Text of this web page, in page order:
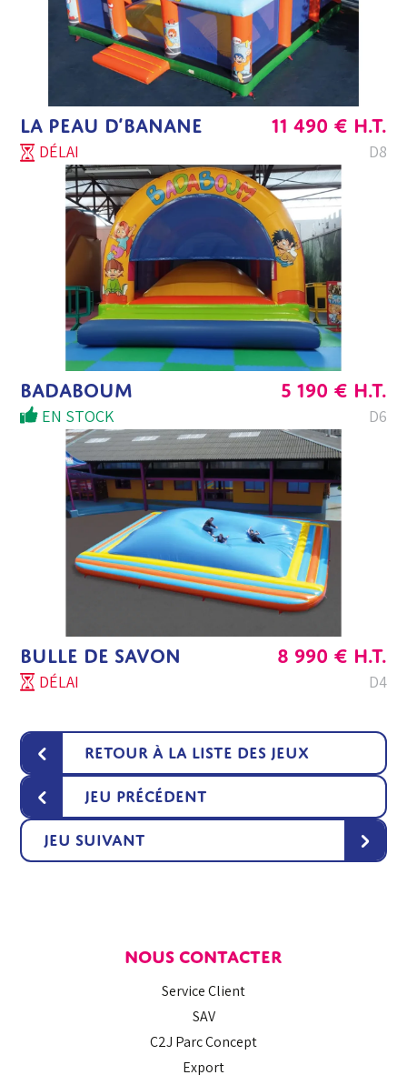
‹ Retour à la liste des jeux
‹ Jeu précédent
Jeu suivant ›
LA PEAU D’BANANE 11 490 € H.T.
DÉLAI D8
BADABOUM 5 190 € H.T.
EN STOCK D6
BULLE DE SAVON 8 990 € H.T.
DÉLAI D4
NOUS CONTACTER
Service Client
SAV
C2J Parc Concept
Export